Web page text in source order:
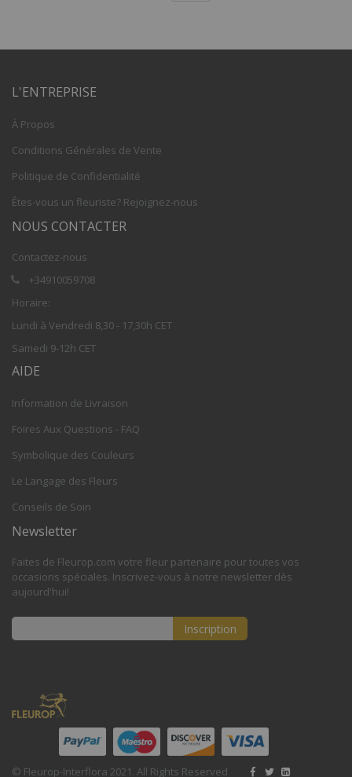
L'ENTREPRISE
À Propos
Conditions Générales de Vente
Politique de Confidentialité
Êtes-vous un fleuriste? Rejoignez-nous
NOUS CONTACTER
Contactez-nous
+34910059708
Horaire:
Lundi à Vendredi 8,30 - 17,30h CET
Samedi 9-12h CET
AIDE
Information de Livraison
Foires Aux Questions - FAQ
Symbolique des Couleurs
Le Langage des Fleurs
Conseils de Soin
Newsletter
Faites de Fleurop.com votre fleur partenaire pour toutes vos
occasions spéciales. Inscrivez-vous à notre newsletter dès
aujourd'hui!
lettre
d’information
Inscription
© Fleurop-Interflora 2021. All Rights Reserved